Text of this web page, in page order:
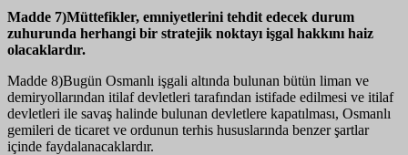
Madde 7)Müttefikler, emniyetlerini tehdit edecek durum
zuhurunda herhangi bir stratejik noktayı işgal hakkını haiz
olacaklardır.
Madde 8)Bugün Osmanlı işgali altında bulunan bütün liman ve
demiryollarından itilaf devletleri tarafından istifade edilmesi ve itilaf
devletleri ile savaş halinde bulunan devletlere kapatılması, Osmanlı
gemileri de ticaret ve ordunun terhis hususlarında benzer şartlar
içinde faydalanacaklardır.